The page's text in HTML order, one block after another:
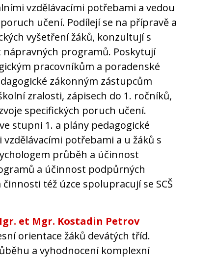
vzdělávacími potřebami a vedou
učení. Podílejí se na přípravě a
vyšetření žáků, konzultují s
programů. Poskytují
pracovníkům a poradenské
zákonným zástupcům
zralosti, zápisech do 1. ročníků,
specifických poruch učení.
stupni 1. a plány pedagogické
potřebami a u žáků s
průběh a účinnost
a účinnost podpůrných
též úzce spolupracují se SCŠ
et Mgr. Kostadin Petrov
orientace žáků devátých tříd.
a vyhodnocení komplexní